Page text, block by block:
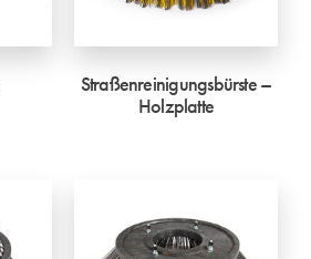
Straßenreinigungsbürste –
Holzplatte